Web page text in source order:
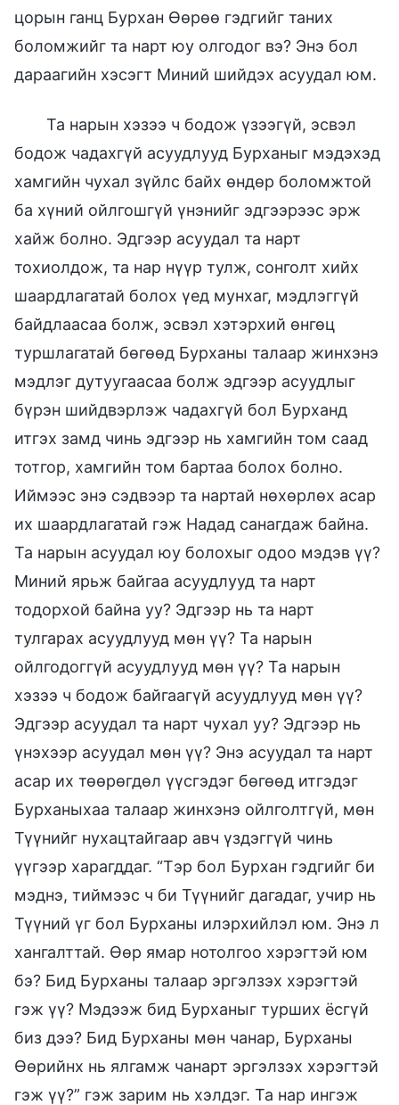
цорын ганц Бурхан Өөрөө гэдгийг таних
боломжийг та нарт юу олгодог вэ? Энэ бол
дараагийн хэсэгт Миний шийдэх асуудал юм.
Та нарын хэзээ ч бодож үзээгүй, эсвэл
бодож чадахгүй асуудлууд Бурханыг мэдэхэд
хамгийн чухал зүйлс байх өндөр боломжтой
ба хүний ойлгошгүй үнэнийг эдгээрээс эрж
хайж болно. Эдгээр асуудал та нарт
тохиолдож, та нар нүүр тулж, сонголт хийх
шаардлагатай болох үед мунхаг, мэдлэггүй
байдлаасаа болж, эсвэл хэтэрхий өнгөц
туршлагатай бөгөөд Бурханы талаар жинхэнэ
мэдлэг дутуугаасаа болж эдгээр асуудлыг
бүрэн шийдвэрлэж чадахгүй бол Бурханд
итгэх замд чинь эдгээр нь хамгийн том саад
тотгор, хамгийн том бартаа болох болно.
Иймээс энэ сэдвээр та нартай нөхөрлөх асар
их шаардлагатай гэж Надад санагдаж байна.
Та нарын асуудал юу болохыг одоо мэдэв үү?
Миний ярьж байгаа асуудлууд та нарт
тодорхой байна уу? Эдгээр нь та нарт
тулгарах асуудлууд мөн үү? Та нарын
ойлгодоггүй асуудлууд мөн үү? Та нарын
хэзээ ч бодож байгаагүй асуудлууд мөн үү?
Эдгээр асуудал та нарт чухал уу? Эдгээр нь
үнэхээр асуудал мөн үү? Энэ асуудал та нарт
асар их төөрөгдөл үүсгэдэг бөгөөд итгэдэг
Бурханыхаа талаар жинхэнэ ойлголтгүй, мөн
Түүнийг нухацтайгаар авч үздэггүй чинь
үүгээр харагддаг. “Тэр бол Бурхан гэдгийг би
мэднэ, тиймээс ч би Түүнийг дагадаг, учир нь
Түүний үг бол Бурханы илэрхийлэл юм. Энэ л
хангалттай. Өөр ямар нотолгоо хэрэгтэй юм
бэ? Бид Бурханы талаар эргэлзэх хэрэгтэй
гэж үү? Мэдээж бид Бурханыг турших ёсгүй
биз дээ? Бид Бурханы мөн чанар, Бурханы
Өөрийнх нь ялгамж чанарт эргэлзэх хэрэгтэй
гэж үү?” гэж зарим нь хэлдэг. Та нар ингэж